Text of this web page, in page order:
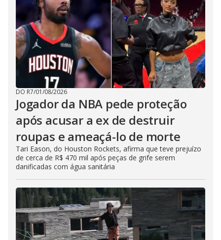
DO R7/01/08/2026
Jogador da NBA pede proteção
após acusar a ex de destruir
roupas e ameaçá-lo de morte
Tari Eason, do Houston Rockets, afirma que teve prejuízo
de cerca de R$ 470 mil após peças de grife serem
danificadas com água sanitária